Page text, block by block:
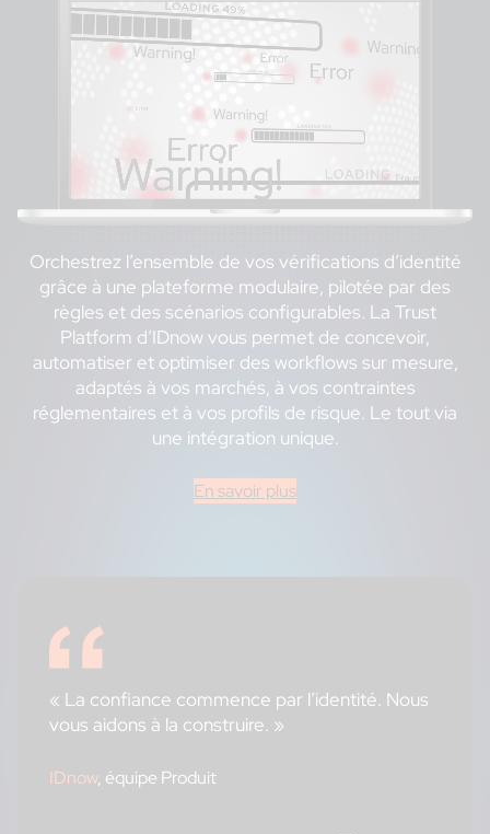
Orchestrez l’ensemble de vos vérifications d’identité
grâce à une plateforme modulaire, pilotée par des
règles et des scénarios configurables. La Trust
Platform d’IDnow vous permet de concevoir,
automatiser et optimiser des workflows sur mesure,
adaptés à vos marchés, à vos contraintes
réglementaires et à vos profils de risque. Le tout via
une intégration unique.
En savoir plus
« La confiance commence par l’identité. Nous
vous aidons à la construire. »
IDnow, équipe Produit